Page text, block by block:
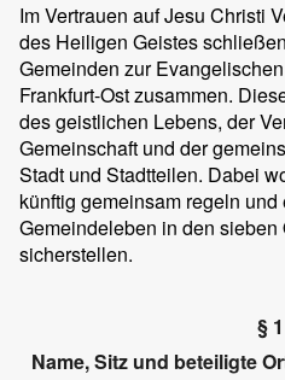
Im Vertrauen auf Jesu Christi
des Heiligen Geistes
Gemeinden zur
Frankfurt-Ost zusammen.
des geistlichen Lebens, der
Gemeinschaft und der
Stadt und Stadtteilen. Dabei
künftig gemeinsam regeln
Gemeindeleben in den sieben
sicherstellen.
§ 1
Name, Sitz und beteiligte